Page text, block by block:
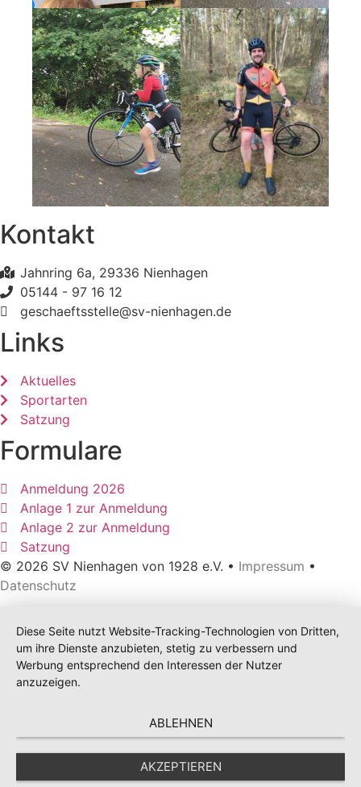
Kontakt
Jahnring 6a, 29336 Nienhagen
05144 - 97 16 12
geschaeftsstelle@sv-nienhagen.de
Links
Aktuelles
Sportarten
Satzung
Formulare
Anmeldung 2026
Anlage 1 zur Anmeldung
Anlage 2 zur Anmeldung
Satzung
© 2026 SV Nienhagen von 1928 e.V. • Impressum •
Datenschutz
Diese Seite nutzt Website-Tracking-Technologien von Dritten,
um ihre Dienste anzubieten, stetig zu verbessern und
Werbung entsprechend den Interessen der Nutzer
anzuzeigen.
ABLEHNEN
AKZEPTIEREN